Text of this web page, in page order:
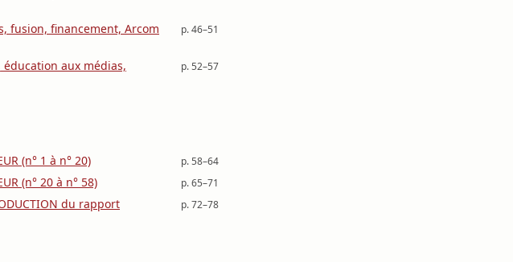
fusion, financement, Arcom
p. 46–51
aux médias,
p. 52–57
(n° 1 à n° 20)
p. 58–64
(n° 20 à n° 58)
p. 65–71
du rapport p. 72–78